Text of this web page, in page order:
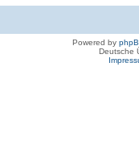
Powered by
Deutsche